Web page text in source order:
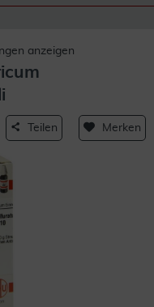
anzeigen
Teilen Merken